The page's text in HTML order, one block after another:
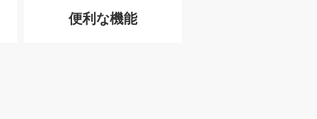
便利な機能